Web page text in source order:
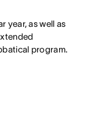
year, as well as
program.